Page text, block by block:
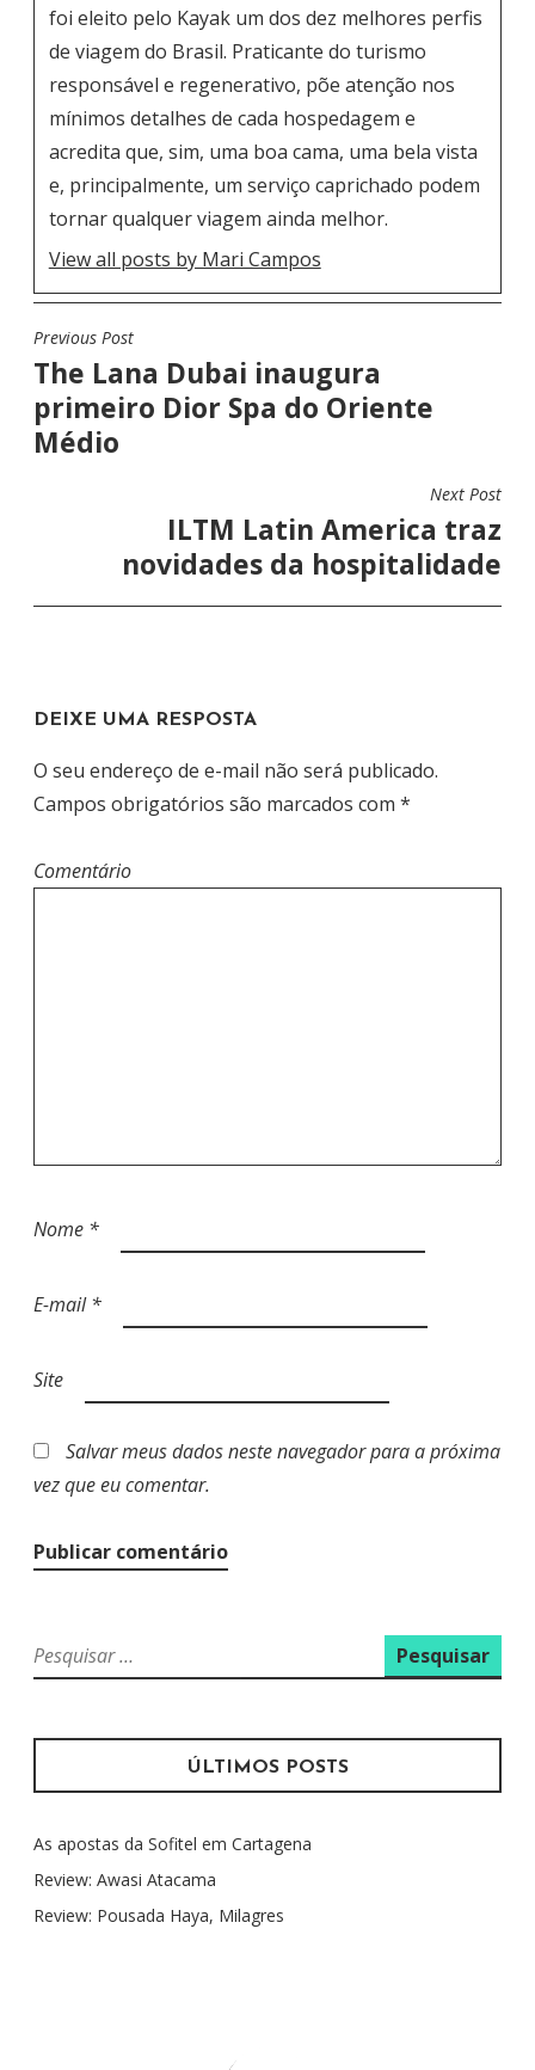
foi eleito pelo Kayak um dos dez melhores perfis
de viagem do Brasil. Praticante do turismo
responsável e regenerativo, põe atenção nos
mínimos detalhes de cada hospedagem e
acredita que, sim, uma boa cama, uma bela vista
e, principalmente, um serviço caprichado podem
tornar qualquer viagem ainda melhor.
View all posts by Mari Campos
N
A
V
E
P
O
S
Previous Post
The Lana Dubai inaugura
primeiro Dior Spa do Oriente
Médio
Next Post
ILTM Latin America traz
novidades da hospitalidade
DEIXE UMA RESPOSTA
O seu endereço de e-mail não será publicado.
Campos obrigatórios são marcados com *
Comentário
Nome *
E-mail*
Site
Salvar meus dados neste navegador para a próxima
vez que eu comentar.
P
e
q
i
a
r
p
ÚLTIMOS POSTS
As apostas da Sofitel em Cartagena
Review: Awasi Atacama
Review: Pousada Haya, Milagres